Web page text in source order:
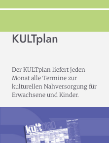
KULTplan
Der KULTplan liefert jeden
Monat alle Termine zur
kulturellen Nahversorgung für
Erwachsene und Kinder.